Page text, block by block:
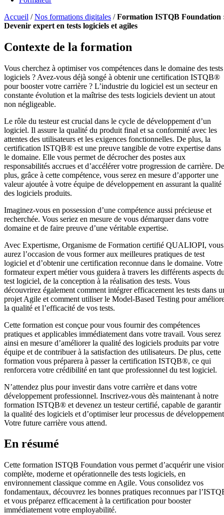
Accueil /Nos formations digitales /Formation ISTQB Foundation
Devenir expert en tests logiciels et agiles
Contexte de la formation
Vous cherchez à optimiser vos compétences dans le domaine des tests
logiciels ? Avez-vous déjà songé à obtenir une certification ISTQB®
pour booster votre carrière ? L’industrie du logiciel est un secteur en
constante évolution et la maîtrise des tests logiciels devient un atout
non négligeable.
Le rôle du testeur est crucial dans le cycle de développement d’un
logiciel. Il assure la qualité du produit final et sa conformité avec les
attentes des utilisateurs et les exigences fonctionnelles. De plus, la
certification ISTQB® est une preuve tangible de votre expertise dans
le domaine. Elle vous permet de décrocher des postes aux
responsabilités accrues et d’accélérer votre progression de carrière. De
plus, grâce à cette compétence, vous serez en mesure d’apporter une
valeur ajoutée à votre équipe de développement en assurant la qualité
des logiciels produits.
Imaginez-vous en possession d’une compétence aussi précieuse et
recherchée. Vous seriez en mesure de vous démarquer dans votre
domaine et de faire preuve d’une véritable expertise.
Avec Expertisme, Organisme de Formation certifié QUALIOPI, vous
aurez l’occasion de vous former aux meilleures pratiques de test
logiciel et d’obtenir une certification reconnue dans le domaine. Votre
formateur expert métier vous guidera à travers les différents aspects
test logiciel, de la conception à la réalisation des tests. Vous
découvrirez également comment intégrer efficacement les tests dans
projet Agile et comment utiliser le Model-Based Testing pour
la qualité et l’efficacité de vos tests.
Cette formation est conçue pour vous fournir des compétences
pratiques et applicables immédiatement dans votre travail. Vous serez
ainsi en mesure d’améliorer la qualité des logiciels produits par votre
équipe et de contribuer à la satisfaction des utilisateurs. De plus, cette
formation vous préparera à passer la certification ISTQB®, ce qui
renforcera votre crédibilité en tant que professionnel du test logiciel.
N’attendez plus pour investir dans votre carrière et dans votre
développement professionnel. Inscrivez-vous dès maintenant à notre
formation ISTQB® et devenez un testeur certifié, capable de garantir
la qualité des logiciels et d’optimiser leur processus de
Votre future carrière vous attend.
En résumé
Cette formation ISTQB Foundation vous permet d’acquérir une
complète, moderne et opérationnelle des tests logiciels, en
environnement classique comme en Agile. Vous consolidez vos
fondamentaux, découvrez les bonnes pratiques reconnues par
et vous préparez efficacement à la certification pour booster
immédiatement votre employabilité.